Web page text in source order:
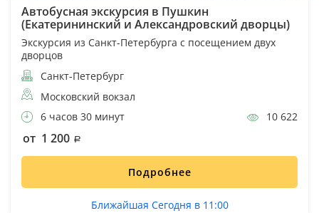
Автобусная экскурсия в Пушкин
(Екатерининский и Александровский дворцы)
Экскурсия из Санкт-Петербурга с посещением двух
дворцов
Санкт-Петербург
Московский вокзал
6 часов 30 минут
10 622
от 1 200
Подробнее
Ближайшая Сегодня в 11:00